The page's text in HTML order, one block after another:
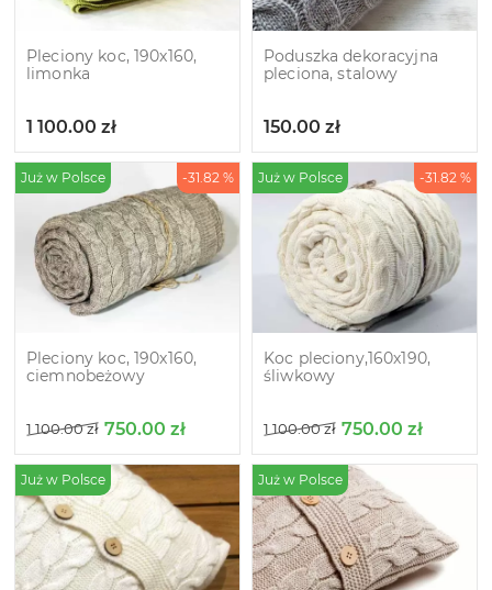
Pleciony koc, 190x160,
limonka
1 100.00 zł
Poduszka dekoracyjna
pleciona, stalowy
150.00 zł
Już w Polsce -31.82 %
Pleciony koc, 190x160,
ciemnobeżowy
1 100.00zł 750.00 zł
Już w Polsce -31.82 %
Koc pleciony,160х190,
śliwkowy
1 100.00zł 750.00 zł
Już w Polsce Już w Polsce